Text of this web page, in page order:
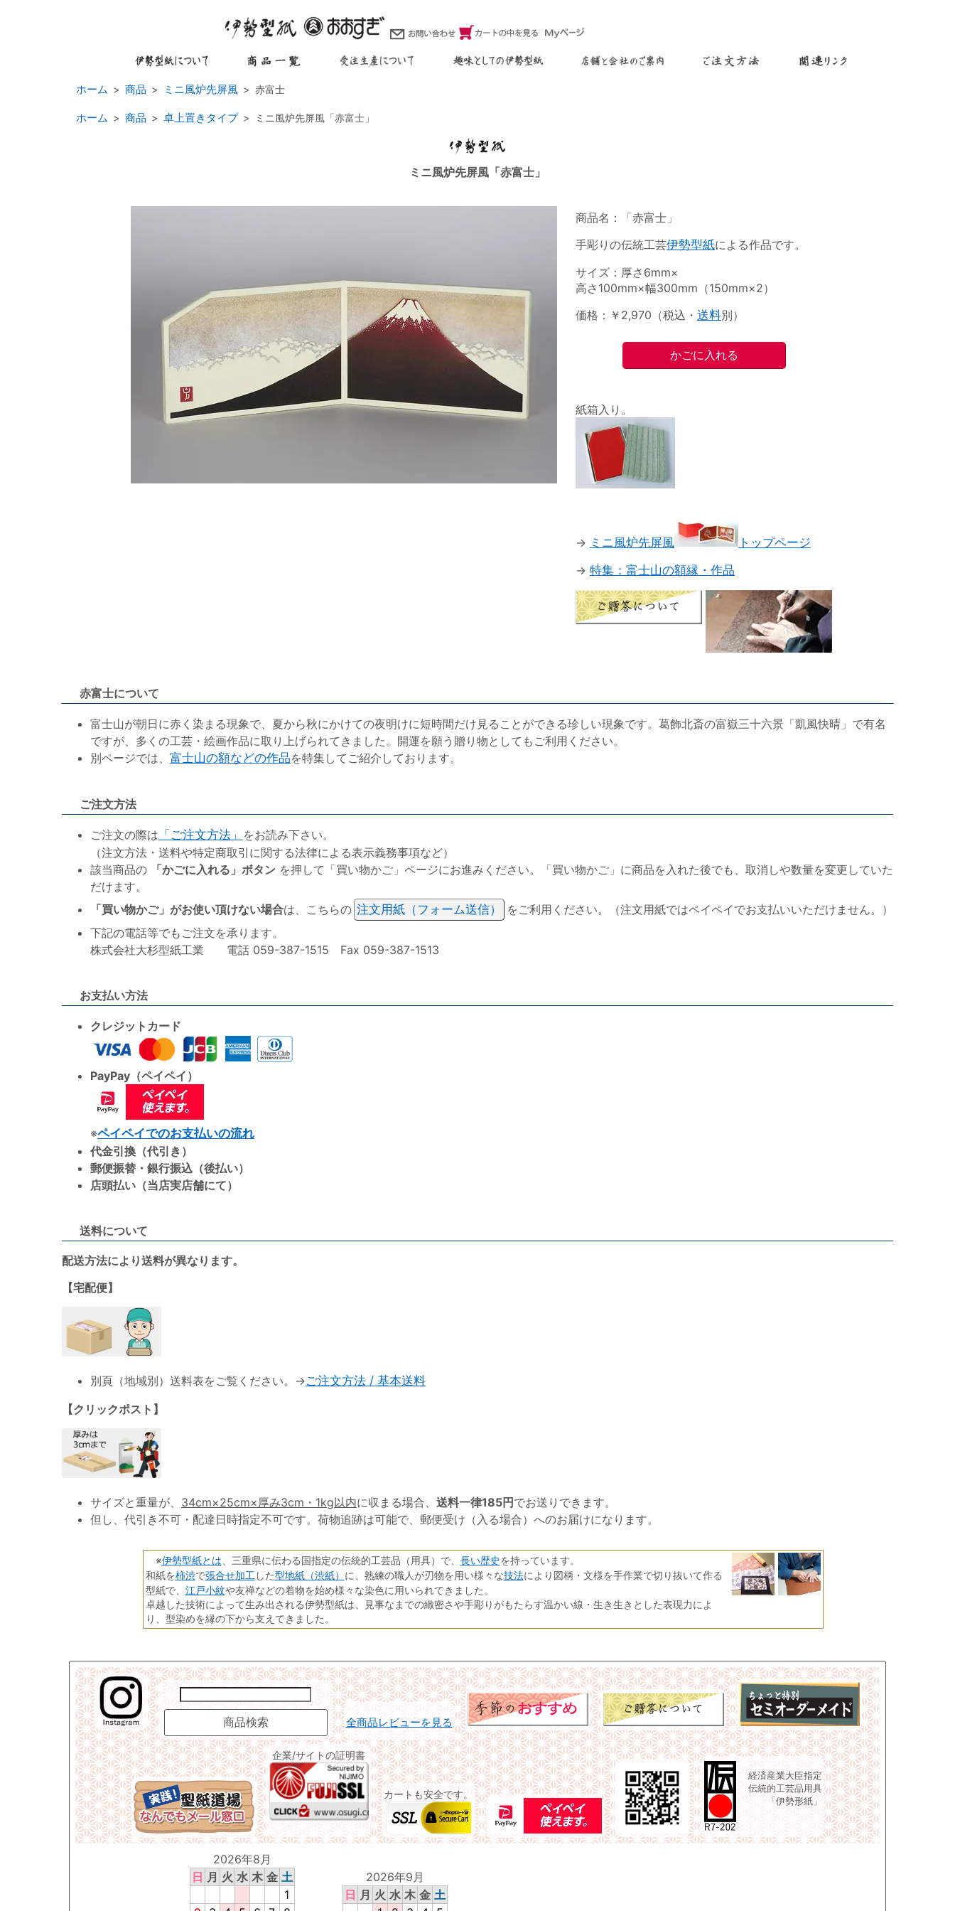
ホーム 商品 ミニ風炉先屏風 赤富士
ホーム 商品 卓上置きタイプ ミニ風炉先屏風「赤富士」
ミニ風炉先屏風「赤富士」
商品名：「赤富士」
手彫りの伝統工芸伊勢型紙による作品です。
サイズ：厚さ6mm×
高さ100mm×幅300mm（150mm×2）
価格：￥2,970（税込・ 送料別）
紙箱入り。
→ ミニ風炉先屏風
トップページ
→ 特集：富士山の額縁・作品
赤富士について
富士山が朝日に赤く染まる現象で、夏から秋にかけての夜明けに短時間だけ見ることができる珍しい現象です。葛飾北斎の富嶽三十六景「凱風快晴」で有名
ですが、多くの工芸・絵画作品に取り上げられてきました。開運を願う贈り物としてもご利用ください。
別ページでは、 富士山の額などの作品を特集してご紹介しております。
ご注文方法
ご注文の際は 「ご注文方法」 をお読み下さい。
（注文方法・送料や特定商取引に関する法律による表示義務事項など）
該当商品の
「かごに入れる」ボタン を押して「買い物かご」ページにお進みください。「買い物かご」に商品を入れた後でも、取消しや数量を変更していた
だけます。
「買い物かご」がお使い頂けない場合は、こちらの 注文用紙（フォーム送信）
をご利用ください。（注文用紙ではペイペイでお支払いいただけません。）
下記の電話等でもご注文を承ります。
株式会社大杉型紙工業 電話 059-387-1515 Fax 059-387-1513
お支払い方法
クレジットカード
PayPay（ペイペイ）
※ペイペイでのお支払いの流れ
代金引換（代引き）
郵便振替・銀行振込（後払い）
店頭払い（当店実店舗にて）
送料について
配送方法により送料が異なります。
【宅配便】
別頁（地域別）送料表をご覧ください。→ご注文方法 / 基本送料
【クリックポスト】
サイズと重量が、 34cm×25cm×厚み3cm・1kg以内に収まる場合、 送料一律185円でお送りできます。
但し、代引き不可・配達日時指定不可です。荷物追跡は可能で、郵便受け（入る場合）へのお届けになります。
※伊勢型紙とは 、三重県に伝わる国指定の伝統的工芸品（用具）で、 長い歴史を持っています。
和紙を柿渋で張合せ加工 した型地紙（渋紙） に、熟練の職人が刃物を用い様々な技法により図柄・文様を手作業で切り抜いて作る
型紙で、 江戸小紋や友禅などの着物を始め様々な染色に用いられてきました。
卓越した技術によって生み出される伊勢型紙は、見事なまでの緻密さや手彫りがもたらす温かい線・生き生きとした表現力によ
り、型染めを縁の下から支えてきました。
全商品レビューを見る
企業/サイトの証明書
カートも安全です。
経済産業大臣指定
伝統的工芸品用具
「伊勢形紙」
2026年8月
日 月 火 水 木 金 土
1
2026年9月
日 月 火 水 木 金 土